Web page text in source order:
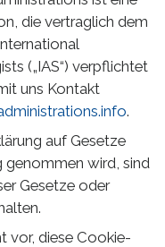
die vertraglich dem
(„IAS“) verpflichtet
uns Kontakt
.
auf Gesetze
genommen wird, sind
Gesetze oder
vor, diese Cookie-